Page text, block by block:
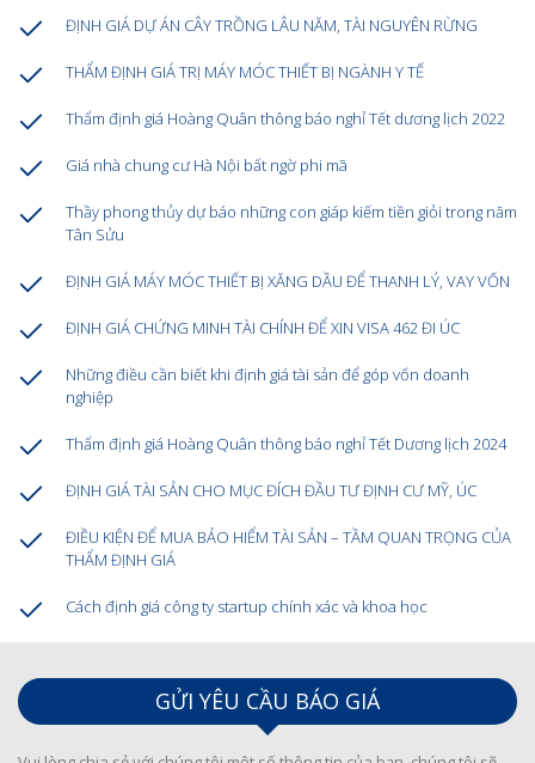
ĐỊNH GIÁ DỰ ÁN CÂY TRỒNG LÂU NĂM, TÀI NGUYÊN RỪNG
THẨM ĐỊNH GIÁ TRỊ MÁY MÓC THIẾT BỊ NGÀNH Y TẾ
Thẩm định giá Hoàng Quân thông báo nghỉ Tết dương lịch 2022
Giá nhà chung cư Hà Nội bất ngờ phi mã
Thầy phong thủy dự báo những con giáp kiếm tiền giỏi trong năm
Tân Sửu
ĐỊNH GIÁ MÁY MÓC THIẾT BỊ XĂNG DẦU ĐỂ THANH LÝ, VAY VỐN
ĐỊNH GIÁ CHỨNG MINH TÀI CHÍNH ĐỂ XIN VISA 462 ĐI ÚC
Những điều cần biết khi định giá tài sản để góp vốn doanh
nghiệp
Thẩm định giá Hoàng Quân thông báo nghỉ Tết Dương lịch 2024
ĐỊNH GIÁ TÀI SẢN CHO MỤC ĐÍCH ĐẦU TƯ ĐỊNH CƯ MỸ, ÚC
ĐIỀU KIỆN ĐỂ MUA BẢO HIỂM TÀI SẢN – TẦM QUAN TRỌNG CỦA
THẨM ĐỊNH GIÁ
Cách định giá công ty startup chính xác và khoa học
GỬI YÊU CẦU BÁO GIÁ